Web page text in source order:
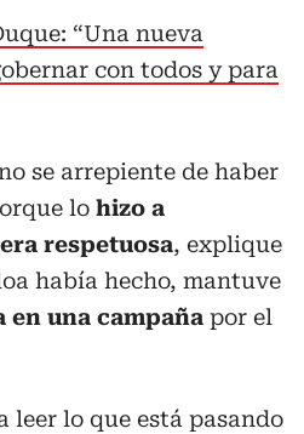
“Una nueva
con todos y para
se arrepiente de haber
lo hizo a
respetuosa, explique
había hecho, mantuve
en una campaña por el
leer lo que está pasando